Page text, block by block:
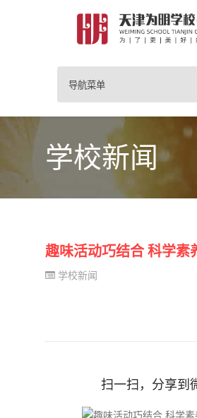
导航菜单
学校新闻
趣味活动巧结合 科学素
学校新闻
扫一扫，分享到